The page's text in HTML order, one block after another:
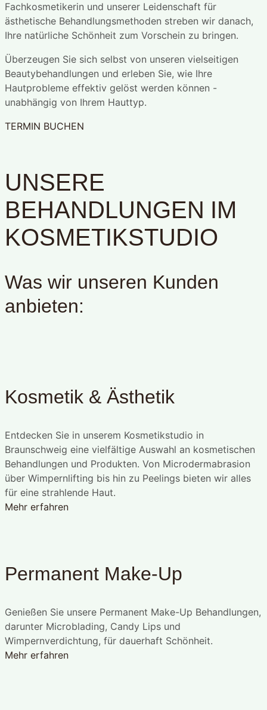
Fachkosmetikerin und unserer Leidenschaft für
ästhetische Behandlungsmethoden streben wir danach,
Ihre natürliche Schönheit zum Vorschein zu bringen.
Überzeugen Sie sich selbst von unseren vielseitigen
Beautybehandlungen und erleben Sie, wie Ihre
Hautprobleme effektiv gelöst werden können -
unabhängig von Ihrem Hauttyp.
TERMIN BUCHEN
UNSERE
BEHANDLUNGEN IM
KOSMETIKSTUDIO
Was wir unseren Kunden
anbieten:
Kosmetik & Ästhetik
Entdecken Sie in unserem Kosmetikstudio in
Braunschweig eine vielfältige Auswahl an kosmetischen
Behandlungen und Produkten. Von Microdermabrasion
über Wimpernlifting bis hin zu Peelings bieten wir alles
für eine strahlende Haut.
Mehr erfahren
Permanent Make-Up
Genießen Sie unsere Permanent Make-Up Behandlungen,
darunter Microblading, Candy Lips und
Wimpernverdichtung, für dauerhaft Schönheit.
Mehr erfahren